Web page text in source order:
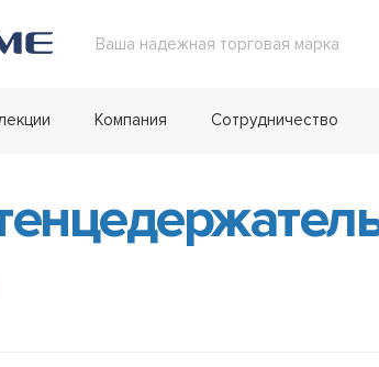
Ваша надежная торговая марка
Компания Сотрудничество